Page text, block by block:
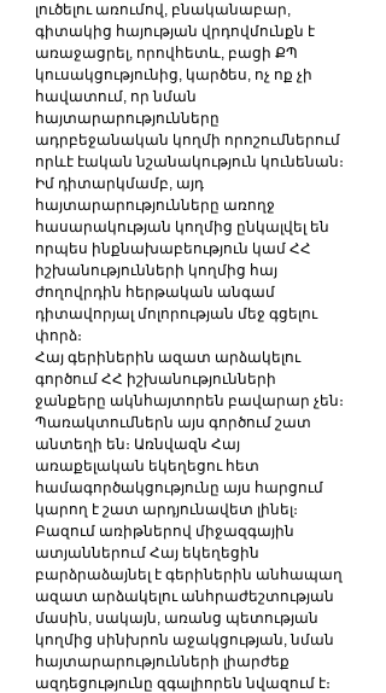
լուծելու առումով, բնականաբար,
գիտակից հայության վրդովմունքն է
առաջացրել, որովհետև, բացի ՔՊ
կուսակցությունից, կարծես, ոչ ոք չի
հավատում, որ նման
հայտարարությունները
ադրբեջանական կողմի որոշումներում
որևէ էական նշանակություն կունենան։
Իմ դիտարկմամբ, այդ
հայտարարությունները առողջ
հասարակության կողմից ընկալվել են
որպես ինքնախաբեություն կամ ՀՀ
իշխանությունների կողմից հայ
ժողովրդին հերթական անգամ
դիտավորյալ մոլորության մեջ գցելու
փորձ։
Հայ գերիներին ազատ արձակելու
գործում ՀՀ իշխանությունների
ջանքերը ակնհայտորեն բավարար չեն։
Պառակտումներն այս գործում շատ
անտեղի են։ Առնվազն Հայ
առաքելական եկեղեցու հետ
համագործակցությունը այս հարցում
կարող է շատ արդյունավետ լինել։
Բազում առիթներով միջազգային
ատյաններում Հայ եկեղեցին
բարձրաձայնել է գերիներին անհապաղ
ազատ արձակելու անհրաժեշտության
մասին, սակայն, առանց պետության
կողմից սինխրոն աջակցության, նման
հայտարարությունների լիարժեք
ազդեցությունը զգալիորեն նվազում է։